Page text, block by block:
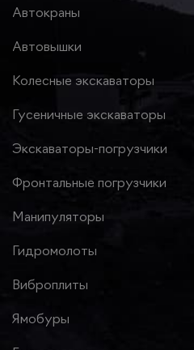
Автокраны
Автовышки
Колесные экскаваторы
Гусеничные экскаваторы
Экскаваторы-погрузчики
Фронтальные погрузчики
Манипуляторы
Гидромолоты
Виброплиты
Ямобуры